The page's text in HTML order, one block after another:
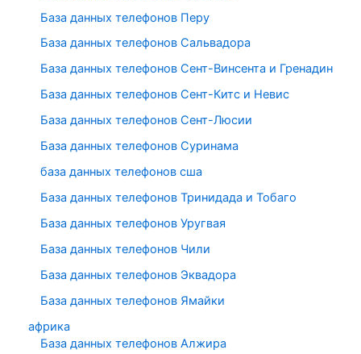
База данных телефонов Перу
База данных телефонов Сальвадора
База данных телефонов Сент-Винсента и Гренадин
База данных телефонов Сент-Китс и Невис
База данных телефонов Сент-Люсии
База данных телефонов Суринама
база данных телефонов сша
База данных телефонов Тринидада и Тобаго
База данных телефонов Уругвая
База данных телефонов Чили
База данных телефонов Эквадора
База данных телефонов Ямайки
африка
База данных телефонов Алжира